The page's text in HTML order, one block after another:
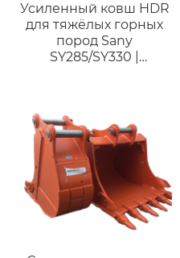
Усиленный ковш HDR
для тяжёлых горных
пород Sany
SY285/SY330 |